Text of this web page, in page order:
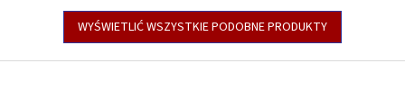
WYŚWIETLIĆ WSZYSTKIE PODOBNE PRODUKTY
S